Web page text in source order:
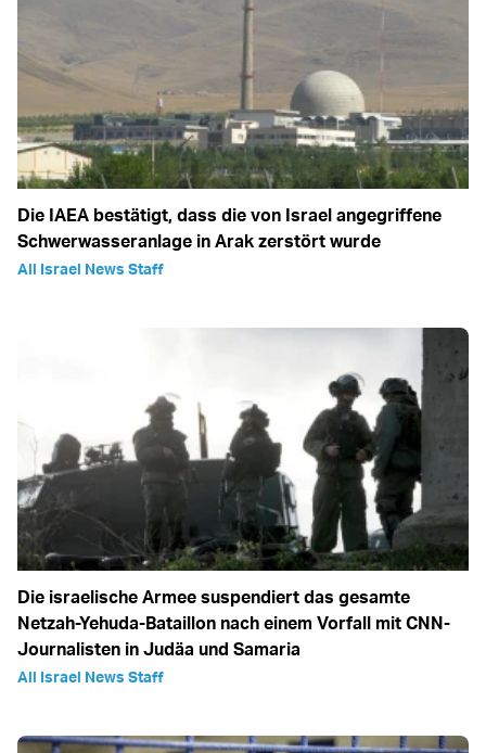
Die IAEA bestätigt, dass die von Israel angegriffene
Schwerwasseranlage in Arak zerstört wurde
All Israel News Staff
Die israelische Armee suspendiert das gesamte
Netzah-Yehuda-Bataillon nach einem Vorfall mit CNN-
Journalisten in Judäa und Samaria
All Israel News Staff